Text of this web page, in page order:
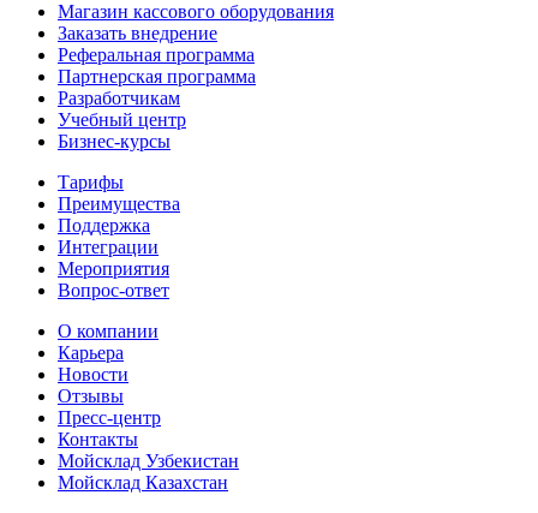
Магазин кассового оборудования
Заказать внедрение
Реферальная программа
Партнерская программа
Разработчикам
Учебный центр
Бизнес‑курсы
Тарифы
Преимущества
Поддержка
Интеграции
Мероприятия
Вопрос-ответ
О компании
Карьера
Новости
Отзывы
Пресс-центр
Контакты
Мойсклад Узбекистан
Мойсклад Казахстан